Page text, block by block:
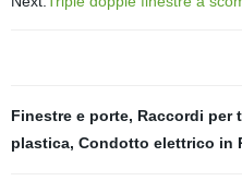
Finestre e porte, Raccordi per
plastica, Condotto elettrico in